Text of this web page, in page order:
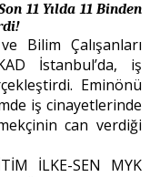
11 Yılda 11 Binden
Bilim Çalışanları
İstanbul’da, iş
Eminönü
iş cinayetlerinde
can verdiği
İLKE-SEN MYK